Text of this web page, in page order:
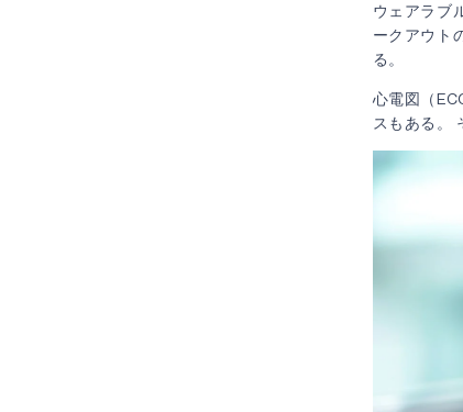
ウェアラブ
ークアウト
る。
心電図（
スもある。